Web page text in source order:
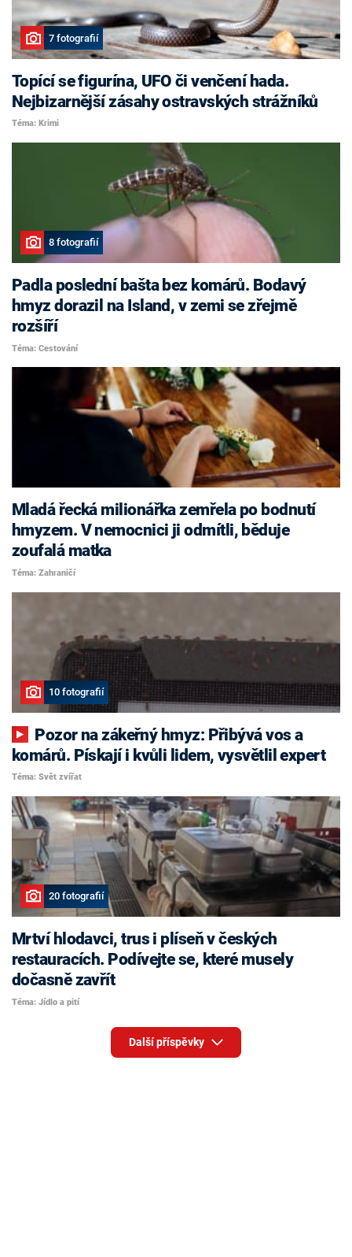
7 fotografií
Topící se figurína, UFO či venčení hada.
Nejbizarnější zásahy ostravských strážníků
Téma: Krimi
8 fotografií
Padla poslední bašta bez komárů. Bodavý
hmyz dorazil na Island, v zemi se zřejmě
rozšíří
Téma: Cestování
Mladá řecká milionářka zemřela po bodnutí
hmyzem. V nemocnici ji odmítli, běduje
zoufalá matka
Téma: Zahraničí
10 fotografií
komárů. Pískají i kvůli lidem, vysvětlil expert
Téma: Svět zvířat
20 fotografií
Mrtví hlodavci, trus i plíseň v českých
restauracích. Podívejte se, které musely
dočasně zavřít
Téma: Jídlo a pití
Další příspěvky